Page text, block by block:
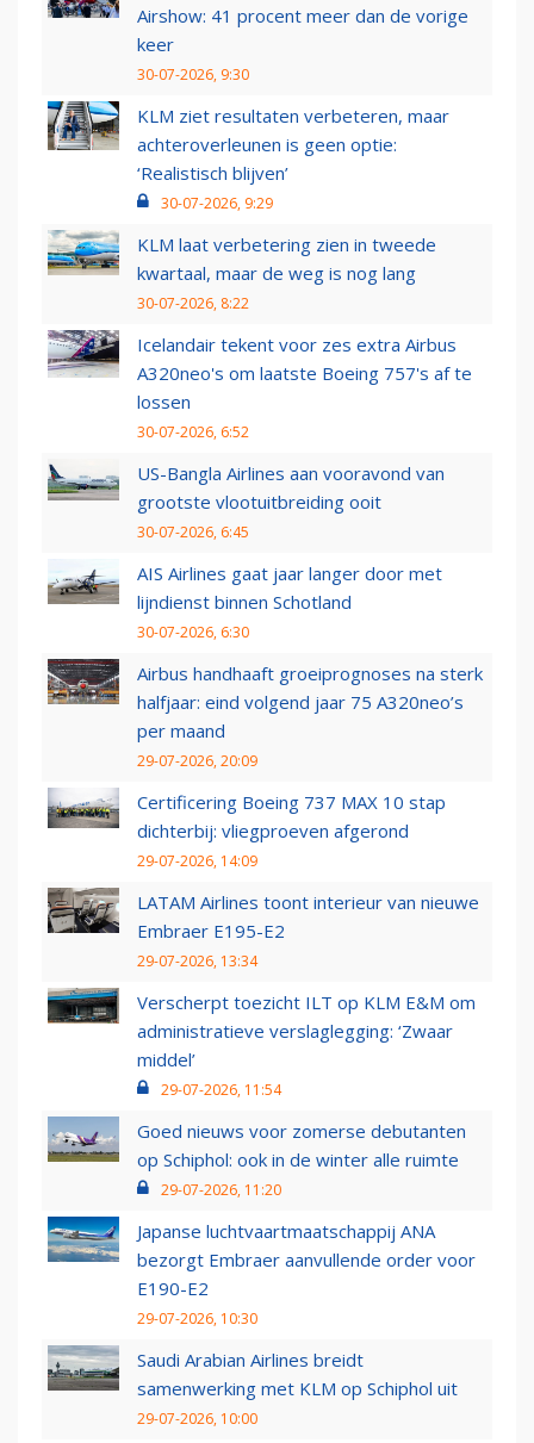
Airshow: 41 procent meer dan de vorige
keer
30-07-2026, 9:30
KLM ziet resultaten verbeteren, maar
achteroverleunen is geen optie:
‘Realistisch blijven’
30-07-2026, 9:29
KLM laat verbetering zien in tweede
kwartaal, maar de weg is nog lang
30-07-2026, 8:22
Icelandair tekent voor zes extra Airbus
A320neo's om laatste Boeing 757's af te
lossen
30-07-2026, 6:52
US-Bangla Airlines aan vooravond van
grootste vlootuitbreiding ooit
30-07-2026, 6:45
AIS Airlines gaat jaar langer door met
lijndienst binnen Schotland
30-07-2026, 6:30
Airbus handhaaft groeiprognoses na sterk
halfjaar: eind volgend jaar 75 A320neo’s
per maand
29-07-2026, 20:09
Certificering Boeing 737 MAX 10 stap
dichterbij: vliegproeven afgerond
29-07-2026, 14:09
LATAM Airlines toont interieur van nieuwe
Embraer E195-E2
29-07-2026, 13:34
Verscherpt toezicht ILT op KLM E&M om
administratieve verslaglegging: ‘Zwaar
middel’
29-07-2026, 11:54
Goed nieuws voor zomerse debutanten
op Schiphol: ook in de winter alle ruimte
29-07-2026, 11:20
Japanse luchtvaartmaatschappij ANA
bezorgt Embraer aanvullende order voor
E190-E2
29-07-2026, 10:30
Saudi Arabian Airlines breidt
samenwerking met KLM op Schiphol uit
29-07-2026, 10:00